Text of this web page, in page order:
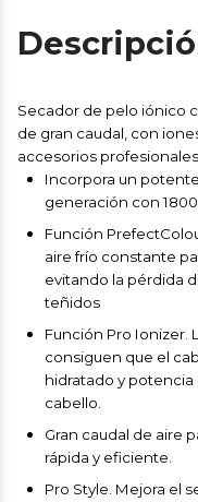
Secador de pelo iónico
de gran caudal, con
accesorios profesionales.
Incorpora un
generación con
Función
aire frío constante
evitando la pérdida
teñidos
Función Pro Ionizer.
consiguen que el
hidratado y
cabello.
Gran caudal de aire
rápida y eficiente.
Pro Style. Mejora el